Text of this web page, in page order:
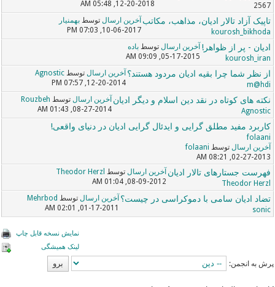
2567
12-20-2018, 05:48 AM
تاپیک آزاد تالار ادیان، مذاهب، مکاتب
kourosh_bikhoda
آخرین ارسال توسطبهمنیار
10-06-2017, 07:03 PM
ادیان - پر از ظواهر!
kourosh_iran
آخرین ارسال توسطباده
05-17-2015, 09:09 AM
از نظر شما چرا بقیه ادیان مردود هستند؟
m@hdi
آخرین ارسال توسطAgnostic
12-20-2014, 07:57 PM
نکته های کوتاه در نقد دین اسلام و دیگر ادیان
Agnostic
آخرین ارسال توسط Rouzbeh
08-27-2014, 01:43 AM
کاربرد مفید مطلق گرایی و ایدئال گرایی ادیان در دنیای واقعی!
folaani
آخرین ارسال توسط folaani
02-27-2013, 08:21 AM
فهرست جستارهای تالار ادیان
Theodor Herzl
آخرین ارسال توسط Theodor Herzl
08-09-2012, 01:04 AM
تضاد ادیان سامی با دموکراسی در چیست؟
sonic
آخرین ارسال توسط Mehrbod
01-17-2011, 02:01 AM
نمایش نسخه قابل چاپ
لینک همیشگی
پرش به انجمن: